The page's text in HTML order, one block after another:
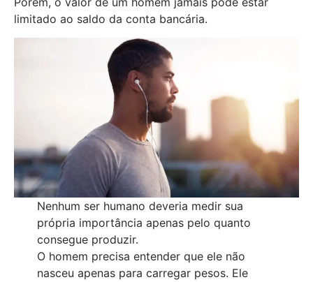
limitado ao saldo da conta bancária.
Nenhum ser humano deveria medir sua
própria importância apenas pelo quanto
consegue produzir.
O homem precisa entender que ele não
nasceu apenas para carregar pesos. Ele